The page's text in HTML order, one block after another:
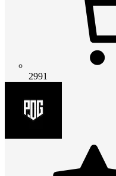
2991